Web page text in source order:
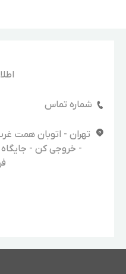
شماره تماس
تهران - اتوبان همت